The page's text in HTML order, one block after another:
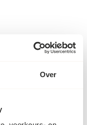
Over
zijn...